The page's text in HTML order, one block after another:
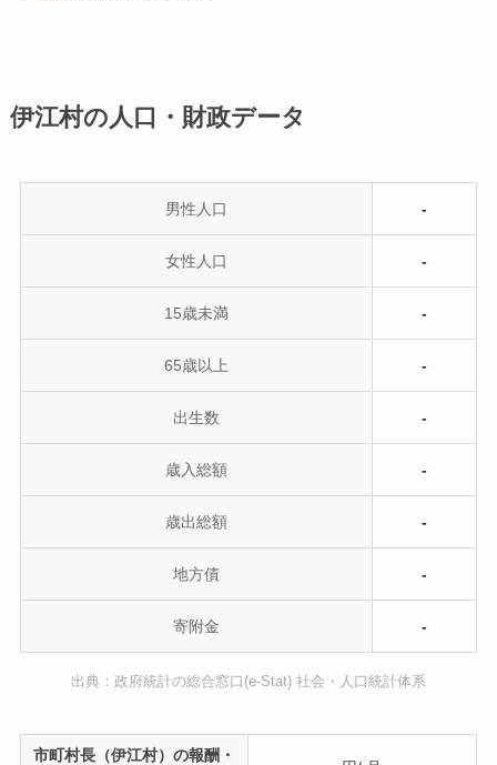
伊江村の人口・財政データ
男性人口 -
女性人口 -
15歳未満 -
65歳以上 -
出生数 -
歳入総額 -
歳出総額 -
地方債 -
寄附金 -
出典：政府統計の総合窓口(e-Stat) 社会・人口統計体系
市町村長（伊江村）の報酬・